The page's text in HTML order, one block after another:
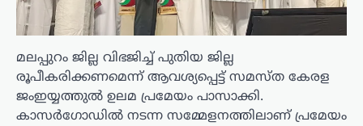
മലപ്പുറം ജില്ല വിഭജിച്ച് പുതിയ ജില്ല
രൂപീകരിക്കണമെന്ന് ആവശ്യപ്പെട്ട് സമസ്ത കേരള
ജംഇയ്യത്തുല്‍ ഉലമ പ്രമേയം പാസാക്കി.
കാസര്‍ഗോഡില്‍ നടന്ന സമ്മേളനത്തിലാണ് പ്രമേയം